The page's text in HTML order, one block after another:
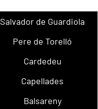
Salvador de Guardiola
Pere de Torelló
Cardedeu
Capellades
Balsareny